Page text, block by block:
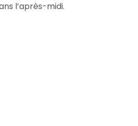
l’après-midi.